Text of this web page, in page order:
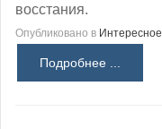
восстания.
Опубликовано в Интересное
Подробнее ...